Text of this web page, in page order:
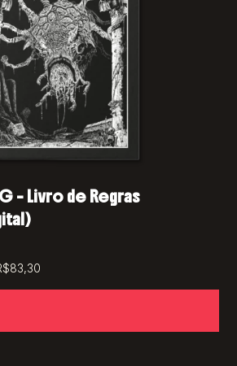
– Livro de Regras